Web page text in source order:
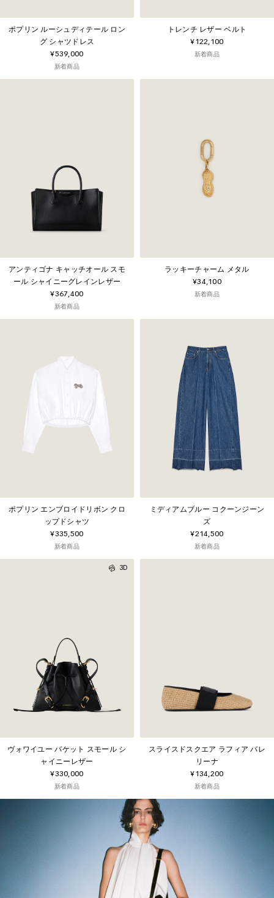
ポプリン ルーシュディテール ロン
グ シャツドレス
¥539,000
新着商品
トレンチ レザー ベルト
¥122,100
新着商品
アンティゴナ キャッチオール スモ
ール シャイニーグレインレザー
¥367,400
新着商品
ラッキーチャーム メタル
¥34,100
新着商品
ポプリン エンブロイドリボン クロ
ップドシャツ
¥335,500
新着商品
ミディアムブルー コクーンジーン
ズ
¥214,500
新着商品
3D
ヴォワイユー バケット スモール シ
ャイニーレザー
¥330,000
新着商品
スライスドスクエア ラフィア バレ
リーナ
¥134,200
新着商品